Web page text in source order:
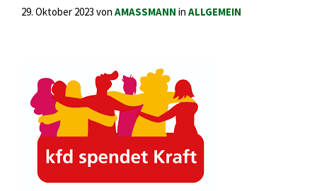
29. Oktober 2023 von AMASSMANN in ALLGEMEIN